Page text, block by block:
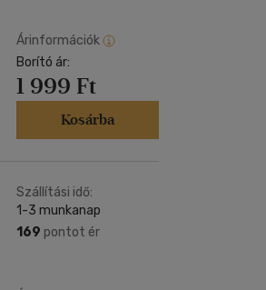
Árinformációk
Borító ár:
1 999 Ft
Kosárba
Szállítási idő:
1-3 munkanap
169 pontot ér